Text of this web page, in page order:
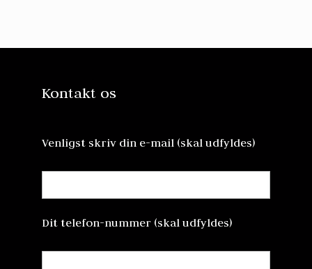
Kontakt os
Venligst skriv din e-mail (skal udfyldes)
Dit telefon-nummer (skal udfyldes)